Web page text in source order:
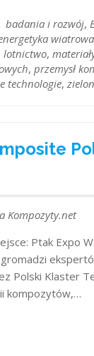
badania i rozwój,
wiatrowa
lotnictwo,
, przemysł
technologie,
Kompozyty.net
Ptak Expo
Polski Klaster
kompozytów,…